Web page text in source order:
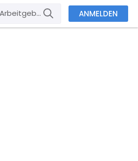
ANMELDEN